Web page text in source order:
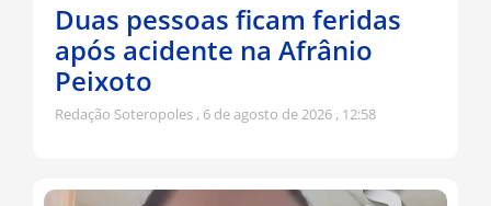
Duas pessoas ficam feridas
após acidente na Afrânio
Peixoto
Redação Soteropoles 6 de agosto de 2026 12:58